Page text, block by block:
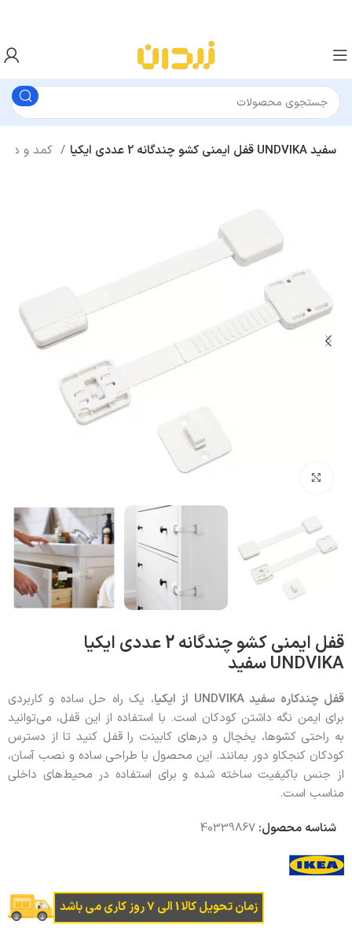
کمد و دراور کودک قفل ایمنی کشو چندگانه 2 عددی ایکیا UNDVIKA سفید
قفل ایمنی کشو چندگانه 2 عددی ایکیا
UNDVIKA سفید
قفل چندکاره سفید UNDVIKA از ایکیا
، یک راه حل ساده و کاربردی
برای ایمن نگه داشتن کودکان است. با استفاده از این قفل، می‌توانید
به راحتی کشوها، یخچال و درهای کابینت را قفل کنید تا از دسترس
کودکان کنجکاو دور بمانند. این محصول با طراحی ساده و نصب آسان،
از جنس باکیفیت ساخته شده و برای استفاده در محیط‌های داخلی
مناسب است.
شناسه محصول:40339867
زمان تحویل کالا 1 الی 7 روز کاری می باشد